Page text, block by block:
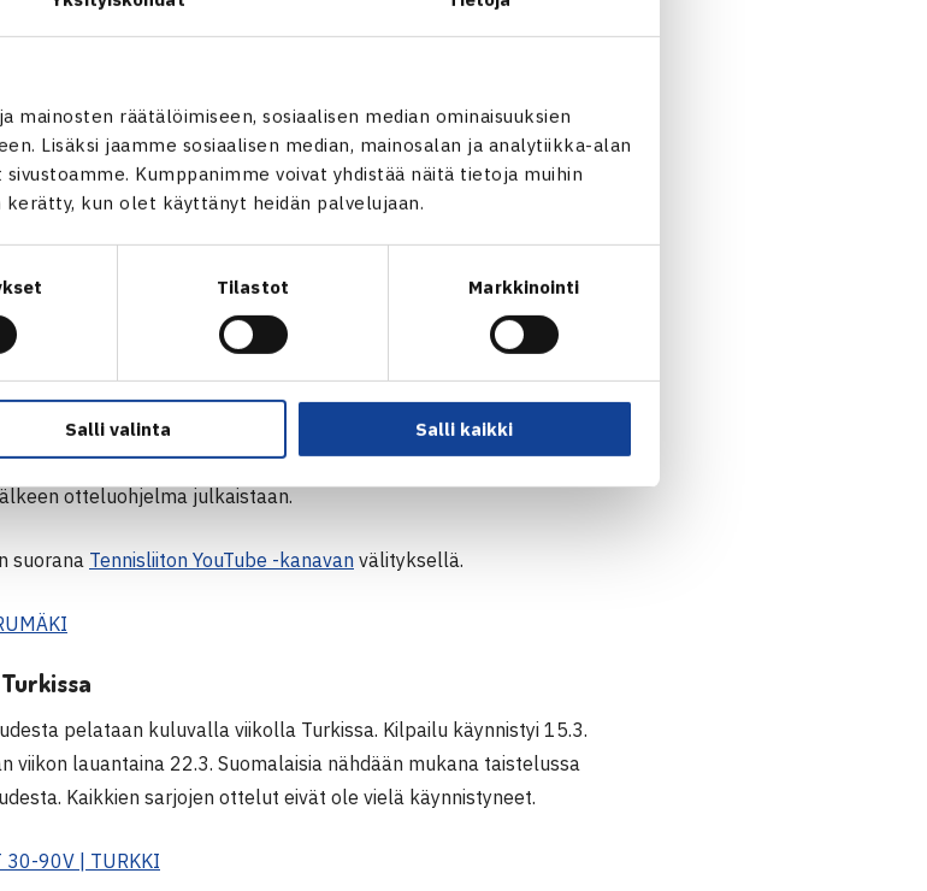
mainosten räätälöimiseen, sosiaalisen median ominaisuuksien
Lisäksi jaamme sosiaalisen median, mainosalan ja analytiikka-alan
Kumppanimme voivat yhdistää näitä tietoja muihin
kun olet käyttänyt heidän palvelujaan.
Tilastot Markkinointi
Salli valinta Salli kaikki
kokonaisuudessan yhdeksän. Tampereella vuoden ensimmäisen
(ÅLK) jaLeevi Säätelä(HVS). Vierumäen osakilpailun kaaviot
otteluohjelma julkaistaan.
suorana Tennisliiton YouTube -kanavan välityksellä.
pelataan kuluvalla viikolla Turkissa. Kilpailu käynnistyi 15.3.
viikon lauantaina 22.3. Suomalaisia nähdään mukana taistelussa
Kaikkien sarjojen ottelut eivät ole vielä käynnistyneet.
30-90V | TURKKI